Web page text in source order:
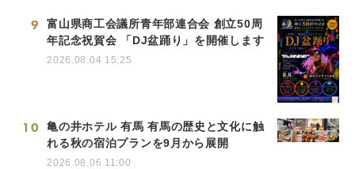
9
富山県商工会議所青年部連合会 創立50周
年記念祝賀会 「DJ盆踊り」を開催します
2026.08.04 15:25
10
亀の井ホテル 有馬 有馬の歴史と文化に触
れる秋の宿泊プランを9月から展開
2026.08.06 11:00